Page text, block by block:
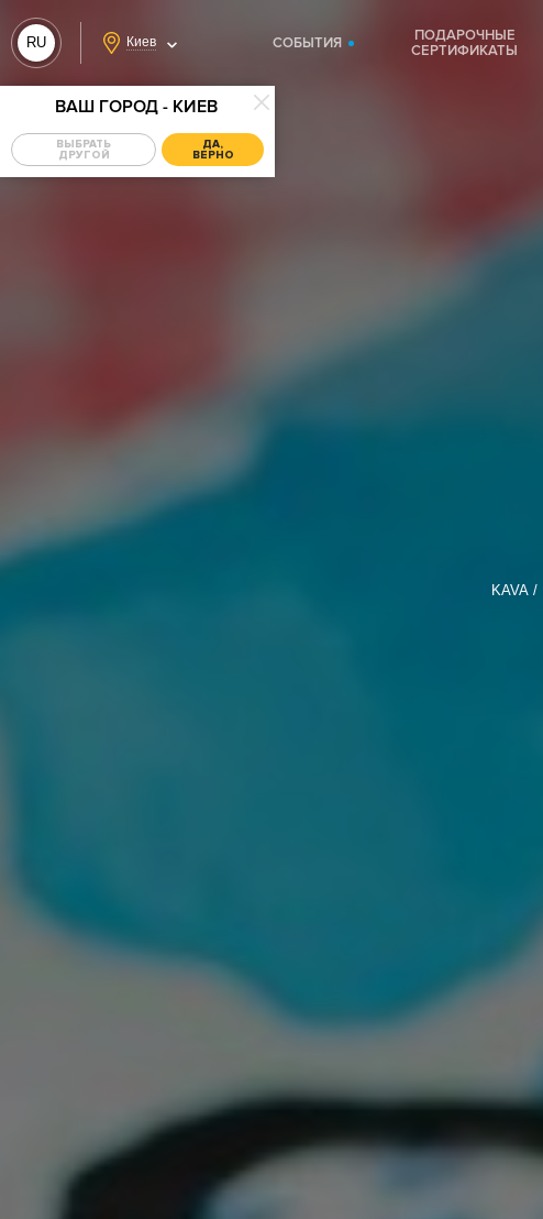
RU Киев
ВАШ ГОРОД - КИЕВ
ВЫБРАТЬ
ДРУГОЙ
ДА,
ВЕРНО
СОБЫТИЯ
ПОДАРОЧНЫЕ
СЕРТИФИКАТЫ
KAVA